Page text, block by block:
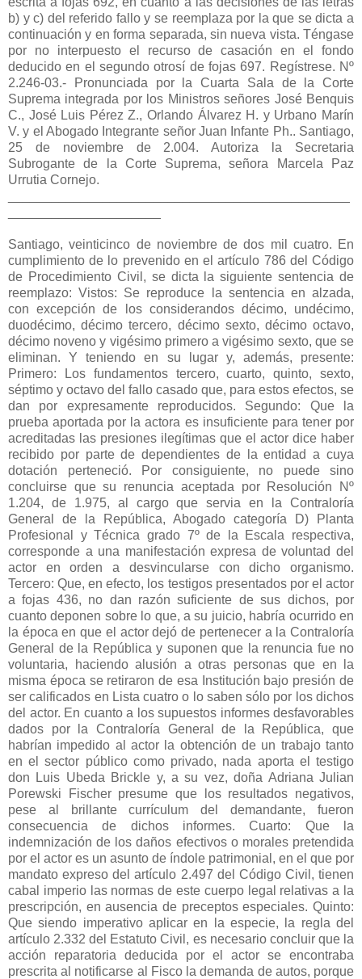
b) y c) del referido fallo y se reemplaza por la que se dicta a
continuación y en forma separada, sin nueva vista. Téngase
por no interpuesto el recurso de casación en el fondo
deducido en el segundo otrosí de fojas 697. Regístrese. Nº
2.246-03.- Pronunciada por la Cuarta Sala de la Corte
Suprema integrada por los Ministros señores José Benquis
C., José Luis Pérez Z., Orlando Álvarez H. y Urbano Marín
V. y el Abogado Integrante señor Juan Infante Ph.. Santiago,
25 de noviembre de 2.004. Autoriza la Secretaria
Subrogante de la Corte Suprema, señora Marcela Paz
Urrutia Cornejo.
Santiago, veinticinco de noviembre de dos mil cuatro. En
cumplimiento de lo prevenido en el artículo 786 del Código
de Procedimiento Civil, se dicta la siguiente sentencia de
reemplazo: Vistos: Se reproduce la sentencia en alzada,
con excepción de los considerandos décimo, undécimo,
duodécimo, décimo tercero, décimo sexto, décimo octavo,
décimo noveno y vigésimo primero a vigésimo sexto, que se
eliminan. Y teniendo en su lugar y, además, presente:
Primero: Los fundamentos tercero, cuarto, quinto, sexto,
séptimo y octavo del fallo casado que, para estos efectos, se
dan por expresamente reproducidos. Segundo: Que la
prueba aportada por la actora es insuficiente para tener por
acreditadas las presiones ilegítimas que el actor dice haber
recibido por parte de dependientes de la entidad a cuya
dotación perteneció. Por consiguiente, no puede sino
concluirse que su renuncia aceptada por Resolución Nº
1.204, de 1.975, al cargo que servia en la Contraloría
General de la República, Abogado categoría D) Planta
Profesional y Técnica grado 7º de la Escala respectiva,
corresponde a una manifestación expresa de voluntad del
actor en orden a desvincularse con dicho organismo.
Tercero: Que, en efecto, los testigos presentados por el actor
a fojas 436, no dan razón suficiente de sus dichos, por
cuanto deponen sobre lo que, a su juicio, habría ocurrido en
la época en que el actor dejó de pertenecer a la Contraloría
General de la República y suponen que la renuncia fue no
voluntaria, haciendo alusión a otras personas que en la
misma época se retiraron de esa Institución bajo presión de
ser calificados en Lista cuatro o lo saben sólo por los dichos
del actor. En cuanto a los supuestos informes desfavorables
dados por la Contraloría General de la República, que
habrían impedido al actor la obtención de un trabajo tanto
en el sector público como privado, nada aporta el testigo
don Luis Ubeda Brickle y, a su vez, doña Adriana Julian
Porewski Fischer presume que los resultados negativos,
pese al brillante currículum del demandante, fueron
consecuencia de dichos informes. Cuarto: Que la
indemnización de los daños efectivos o morales pretendida
por el actor es un asunto de índole patrimonial, en el que por
mandato expreso del artículo 2.497 del Código Civil, tienen
cabal imperio las normas de este cuerpo legal relativas a la
prescripción, en ausencia de preceptos especiales. Quinto:
Que siendo imperativo aplicar en la especie, la regla del
artículo 2.332 del Estatuto Civil, es necesario concluir que la
acción reparatoria deducida por el actor se encontraba
prescrita al notificarse al Fisco la demanda de autos, porque